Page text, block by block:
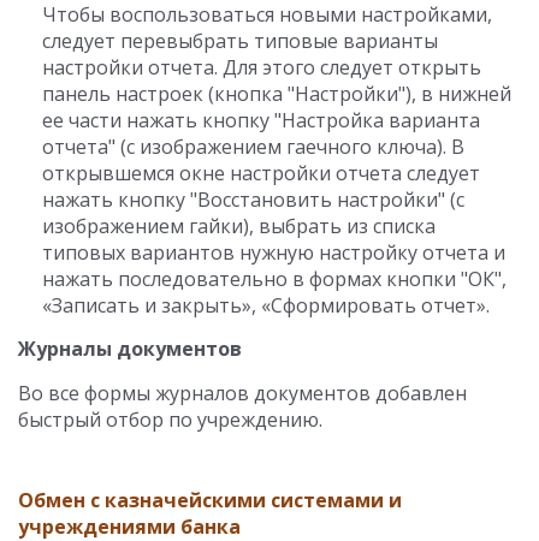
Чтобы воспользоваться новыми настройками,
следует перевыбрать типовые варианты
настройки отчета. Для этого следует открыть
панель настроек (кнопка "Настройки"), в нижней
ее части нажать кнопку "Настройка варианта
отчета" (с изображением гаечного ключа). В
открывшемся окне настройки отчета следует
нажать кнопку "Восстановить настройки" (с
изображением гайки), выбрать из списка
типовых вариантов нужную настройку отчета и
нажать последовательно в формах кнопки "ОК",
«Записать и закрыть», «Сформировать отчет».
Журналы документов
Во все формы журналов документов добавлен
быстрый отбор по учреждению.
Обмен с казначейскими системами и
учреждениями банка